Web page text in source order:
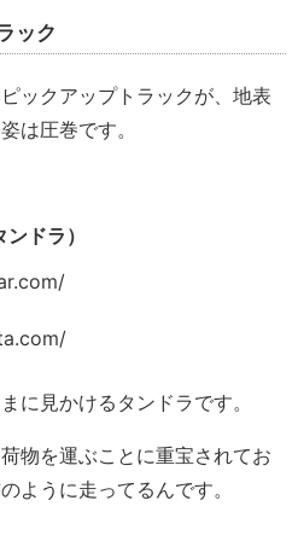
ック
ックアップトラックが、地表
は圧巻です。
ドラ）
に見かけるタンドラです。
物を運ぶことに重宝されてお
ように走ってるんです。